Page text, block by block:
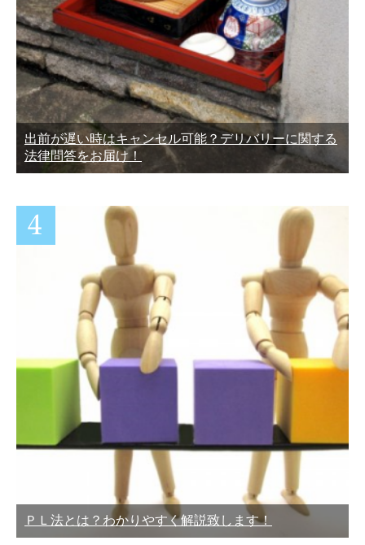
出前が遅い時はキャンセル可能？デリバリーに関する
法律問答をお届け！
ＰＬ法とは？わかりやすく解説致します！